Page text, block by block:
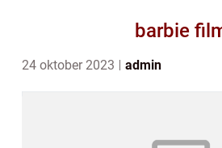
barbie
24 oktober 2023 admin